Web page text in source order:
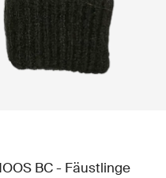
BC - Fäustlinge